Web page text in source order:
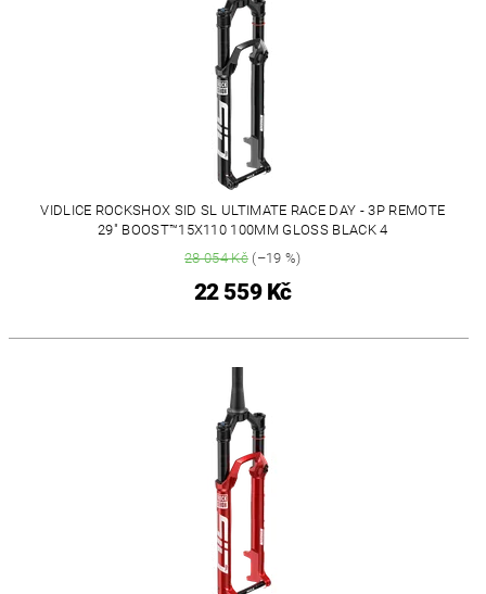
VIDLICE ROCKSHOX SID SL ULTIMATE RACE DAY - 3P REMOTE
29" BOOST™15X110 100MM GLOSS BLACK 4
28 054 Kč(–19 %)
22 559 Kč